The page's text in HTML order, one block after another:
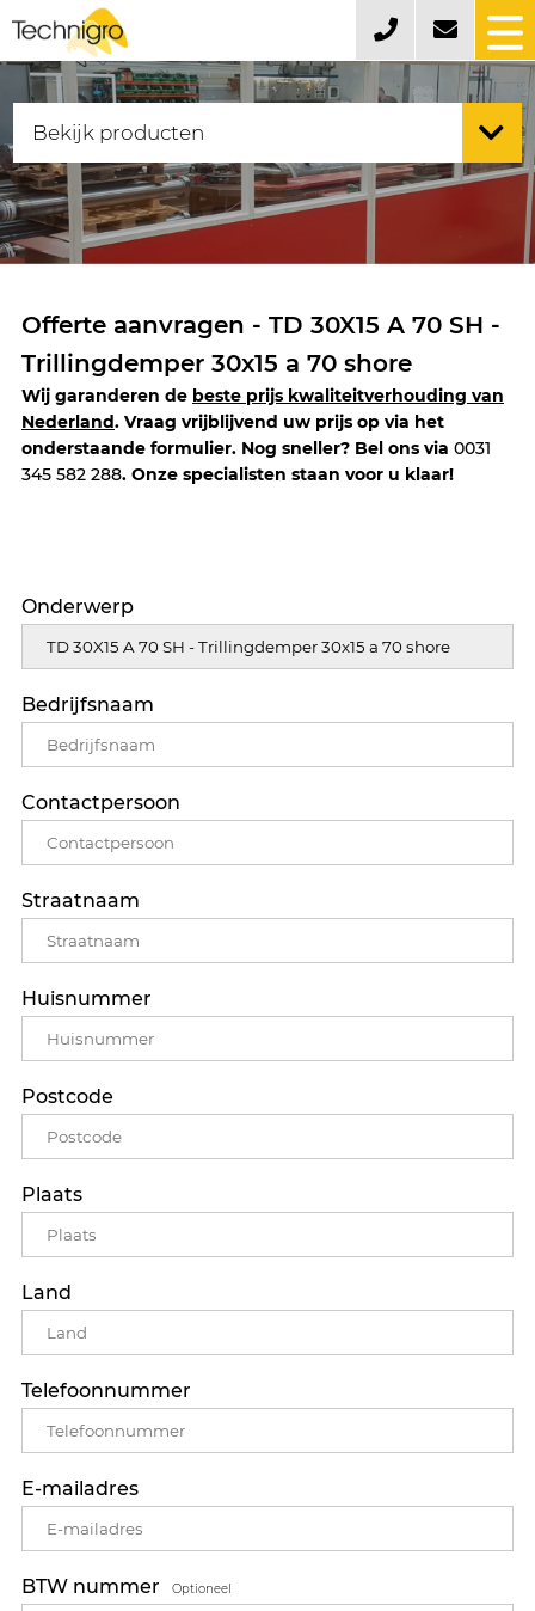
Offerte aanvragen - TD 30X15 A 70 SH -
Trillingdemper 30x15 a 70 shore
Wij garanderen de beste prijs kwaliteitverhouding van
Nederland. Vraag vrijblijvend uw prijs op via het
onderstaande formulier. Nog sneller? Bel ons via 0031
345 582 288. Onze specialisten staan voor u klaar!
Onderwerp
Bedrijfsnaam
Contactpersoon
Straatnaam
Huisnummer
Postcode
Plaats
Land
Telefoonnummer
E-mailadres
BTW nummer Optioneel